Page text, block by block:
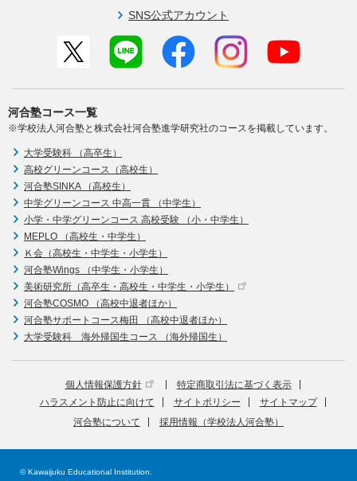
SNS公式アカウント
河合塾コース一覧
※学校法人河合塾と株式会社河合塾進学研究社のコースを掲載しています。
大学受験科 （高卒生）
高校グリーンコース（高校生）
河合塾SINKA （高校生）
中学グリーンコース 中高一貫 （中学生）
小学・中学グリーンコース 高校受験 （小・中学生）
MEPLO （高校生・中学生）
Ｋ会（高校生・中学生・小学生）
河合塾Wings （中学生・小学生）
美術研究所（高卒生・高校生・中学生・小学生）
河合塾COSMO （高校中退者ほか）
河合塾サポートコース梅田 （高校中退者ほか）
大学受験科 海外帰国生コース （海外帰国生）
個人情報保護方針
特定商取引法に基づく表示
ハラスメント防止に向けて
サイトポリシー
サイトマップ
河合塾について
採用情報（学校法人河合塾）
© Kawaijuku Educational Institution.